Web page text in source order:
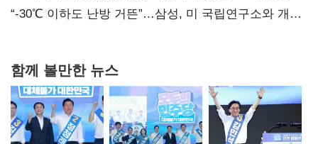
없어”
“-30℃ 이하도 난방 거뜬”…삼성, 미 국립연구소와 개발
함께 볼만한 뉴스